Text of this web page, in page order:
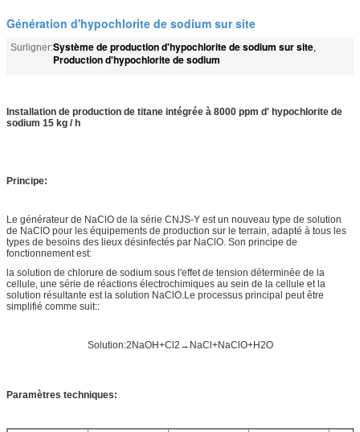
Génération d'hypochlorite de sodium sur site
Surligner:Système de production d'hypochlorite de sodium sur site,
Production d'hypochlorite de sodium
Installation de production de titane intégrée à 8000 ppm d' hypochlorite de
sodium 15 kg / h
Principe:
Le générateur de NaClO de la série CNJS-Y est un nouveau type de solution
de NaClO pour les équipements de production sur le terrain, adapté à tous les
types de besoins des lieux désinfectés par NaClO. Son principe de
fonctionnement est:
la solution de chlorure de sodium sous l'effet de tension déterminée de la
cellule, une série de réactions électrochimiques au sein de la cellule et la
solution résultante est la solution NaClO.Le processus principal peut être
simplifié comme suit::
Solution:2NaOH+Cl2→NaCl+NaClO+H2O
Paramètres techniques: